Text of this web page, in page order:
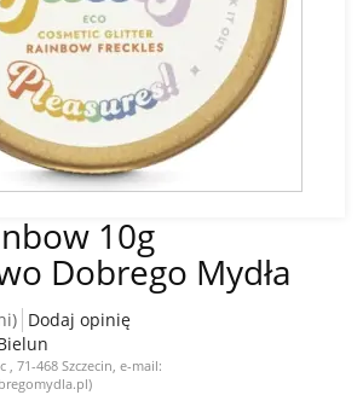
10g
Dobrego Mydła
Dodaj opinię
, 71-468 Szczecin, e-mail: